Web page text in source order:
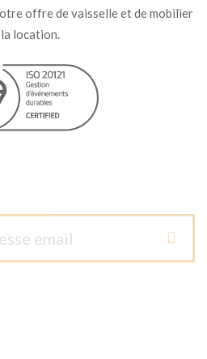
offre de vaisselle et de mobilier
location.